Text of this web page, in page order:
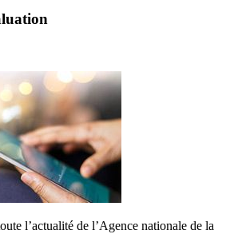
l’actualité de l’Agence nationale de la